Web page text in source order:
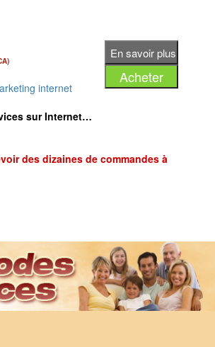
internet
sur Internet…
des dizaines de commandes à chaque
exacte qu’il utilise pour vendre des
et services…
le copier de A à Z !